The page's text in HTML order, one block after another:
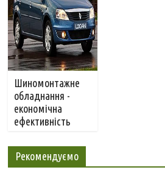
Шиномонтажне
обладнання -
економічна
ефективність
Рекомендуємо